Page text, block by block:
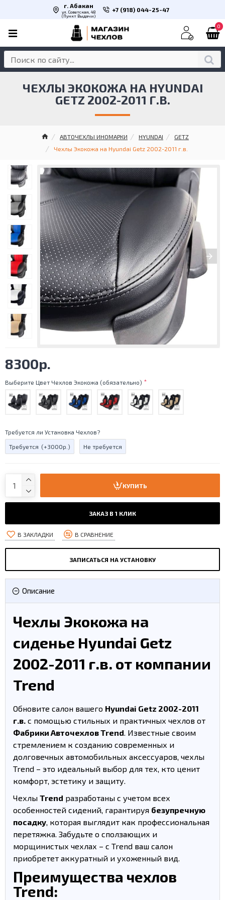
г. Абакан
ул. Советская, 48
(Пункт Выдачи)
+7 (918) 044-25-47
0
АВТОЧЕХЛЫ ИНОМАРКИ HYUNDAI
GETZ
Чехлы Экокожа на Hyundai Getz 2002-2011 г.в.
ЧЕХЛЫ ЭКОКОЖА НА HYUNDAI
GETZ 2002-2011 Г.В.
8300р.
Выберите Цвет Чехлов Экокожа (обязательно)
Требуется ли Установка Чехлов?
Требуется (+3000р.) Не требуется
КУПИТЬ
ЗАКАЗ В 1 КЛИК
В ЗАКЛАДКИ В СРАВНЕНИЕ
ЗАПИСАТЬСЯ НА УСТАНОВКУ
Описание
Чехлы Экокожа на
сиденье Hyundai Getz
2002-2011 г.в. от компании
Trend
Обновите салон вашего Hyundai Getz 2002-2011
г.в. с помощью стильных и практичных чехлов от
Фабрики Авточехлов Trend. Известные своим
стремлением к созданию современных и
долговечных автомобильных аксессуаров, чехлы
Trend – это идеальный выбор для тех, кто ценит
комфорт, эстетику и защиту.
Чехлы Trend разработаны с учетом всех
особенностей сидений, гарантируя безупречную
посадку, которая выглядит как профессиональная
перетяжка. Забудьте о сползающих и
морщинистых чехлах – с Trend ваш салон
приобретет аккуратный и ухоженный вид.
Преимущества чехлов
Trend: